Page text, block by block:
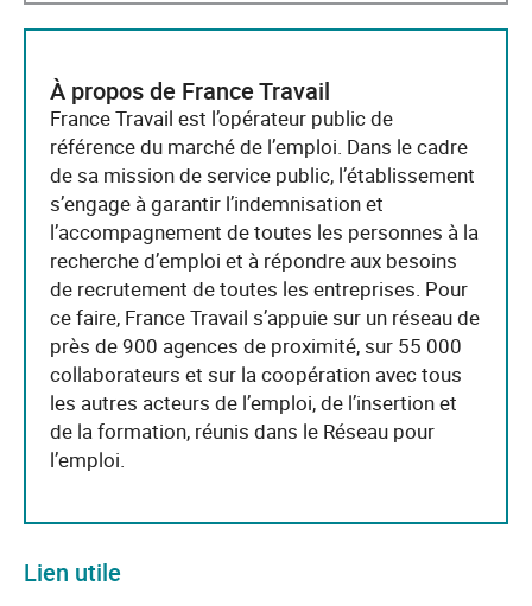
À propos de France Travail
France Travail est l’opérateur public de
référence du marché de l’emploi. Dans le cadre
de sa mission de service public, l’établissement
s’engage à garantir l’indemnisation et
l’accompagnement de toutes les personnes à la
recherche d’emploi et à répondre aux besoins
de recrutement de toutes les entreprises. Pour
ce faire, France Travail s’appuie sur un réseau de
près de 900 agences de proximité, sur 55 000
collaborateurs et sur la coopération avec tous
les autres acteurs de l’emploi, de l’insertion et
de la formation, réunis dans le Réseau pour
l’emploi.
Lien utile